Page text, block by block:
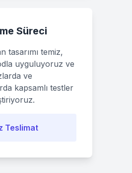
Süreci
tasarımı temiz,
uyguluyoruz ve
ve
kapsamlı testler
Teslimat